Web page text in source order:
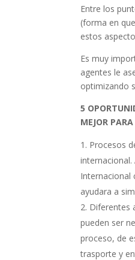
Entre los
(forma en
estos
Es muy
agentes le
optimizando
5
MEJOR
Procesos
Internacional
ayudara a
Diferentes
pueden ser
proceso, de
trasporte y